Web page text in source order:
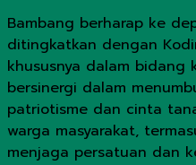
Bambang berharap ke
ditingkatkan dengan
khususnya dalam bidang
bersinergi dalam
patriotisme dan cinta
warga masyarakat,
menjaga persatuan dan